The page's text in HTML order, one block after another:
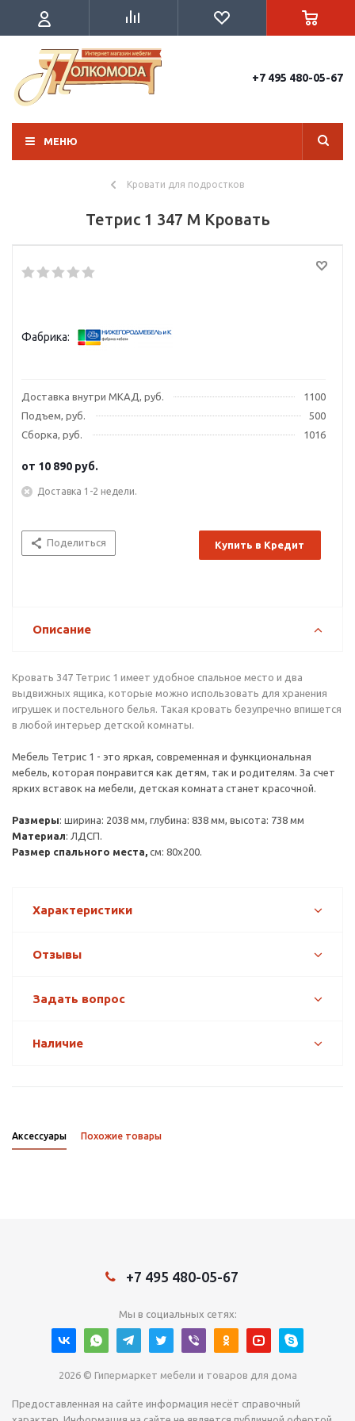
+7 495 480-05-67
МЕНЮ
Кровати для подростков
Тетрис 1 347 М Кровать
Фабрика:
Доставка внутри МКАД, руб.
1100
Подъем, руб.
500
Сборка, руб.
1016
от 10 890 руб.
Доставка 1-2 недели.
Поделиться Купить в Кредит
Описание
Кровать 347 Тетрис 1 имеет удобное спальное место и два
выдвижных ящика, которые можно использовать для хранения
игрушек и постельного белья. Такая кровать безупречно впишется
в любой интерьер детской комнаты.
Мебель Тетрис 1 - это яркая, современная и функциональная
мебель, которая понравится как детям, так и родителям. За счет
ярких вставок на мебели, детская комната станет красочной.
Размеры: ширина: 2038 мм, глубина: 838 мм, высота: 738 мм
Материал: ЛДСП.
Размер спального места, см: 80х200.
Характеристики
Отзывы
Задать вопрос
Наличие
Аксессуары Похожие товары
+7 495 480-05-67
Мы в социальных сетях:
2026 © Гипермаркет мебели и товаров для дома
Предоставленная на сайте информация несёт справочный